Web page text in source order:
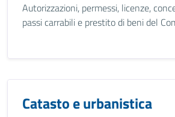
Autorizzazioni, permessi, licenze,
passi carrabili e prestito di beni del
Catasto e urbanistica